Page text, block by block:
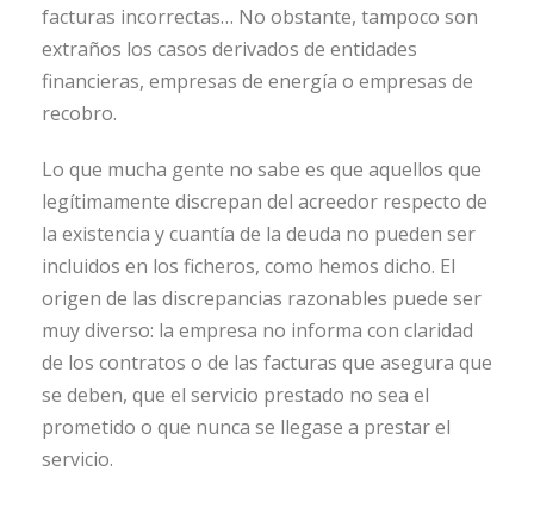
facturas incorrectas… No obstante, tampoco son
extraños los casos derivados de entidades
financieras, empresas de energía o empresas de
recobro.
Lo que mucha gente no sabe es que aquellos que
legítimamente discrepan del acreedor respecto de
la existencia y cuantía de la deuda no pueden ser
incluidos en los ficheros, como hemos dicho. El
origen de las discrepancias razonables puede ser
muy diverso: la empresa no informa con claridad
de los contratos o de las facturas que asegura que
se deben, que el servicio prestado no sea el
prometido o que nunca se llegase a prestar el
servicio.